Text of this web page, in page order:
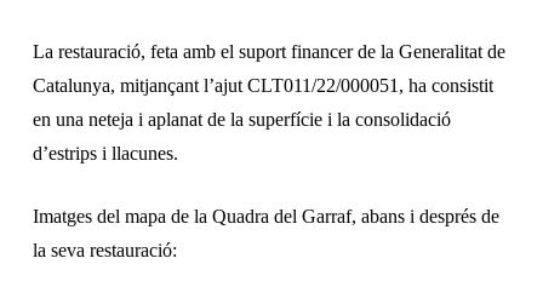
La restauració, feta amb el suport financer de la Generalitat de
Catalunya, mitjançant l’ajut CLT011/22/000051, ha consistit
en una neteja i aplanat de la superfície i la consolidació
d’estrips i llacunes.
Imatges del mapa de la Quadra del Garraf, abans i després de
la seva restauració: